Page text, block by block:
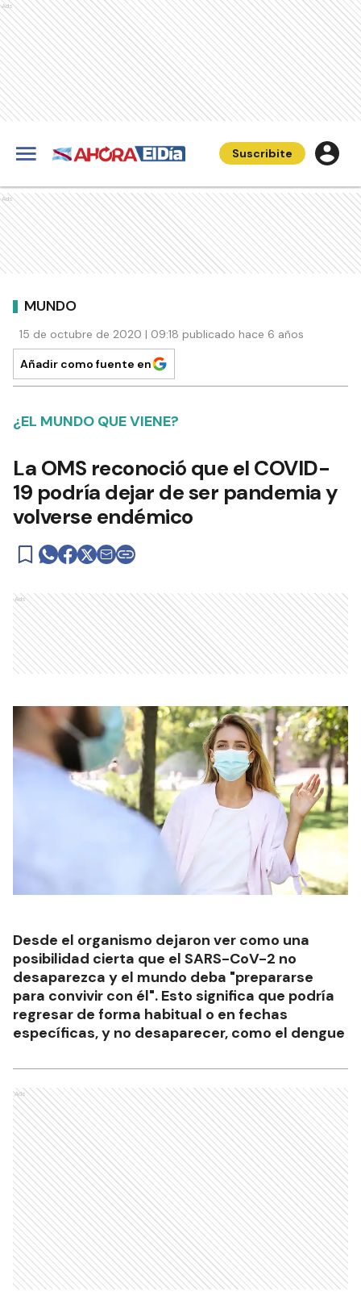
Ads
Suscribite
Ads
MUNDO
15 de octubre de 2020 | 09:18 publicado hace 6 años
Añadir como fuente en
¿EL MUNDO QUE VIENE?
La OMS reconoció que el COVID-
19 podría dejar de ser pandemia y
volverse endémico
Ads
Desde el organismo dejaron ver como una
posibilidad cierta que el SARS-CoV-2 no
desaparezca y el mundo deba "prepararse
para convivir con él". Esto significa que podría
regresar de forma habitual o en fechas
específicas, y no desaparecer, como el dengue
Ads